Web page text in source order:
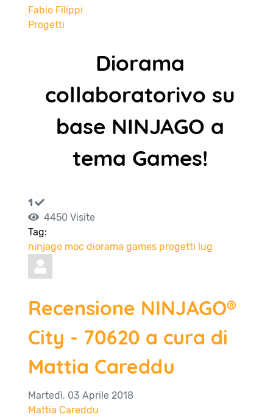
Fabio Filippi
Progetti
Diorama
collaboratorivo su
base NINJAGO a
tema Games!
1
4450 Visite
Tag:
ninjago moc diorama games progetti lug
Recensione NINJAGO®
City - 70620 a cura di
Mattia Careddu
Martedì, 03 Aprile 2018
Mattia Careddu